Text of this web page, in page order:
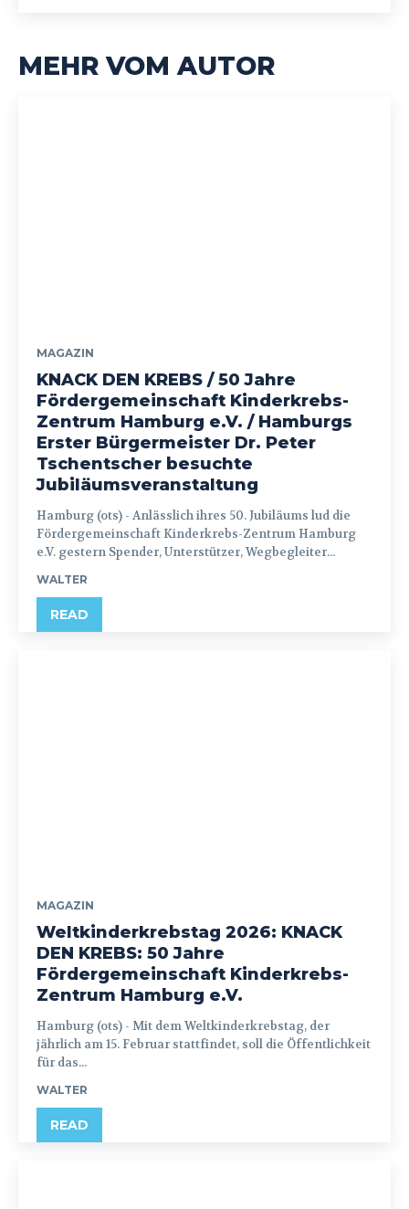
MEHR VOM AUTOR
MAGAZIN
KNACK DEN KREBS / 50 Jahre
Fördergemeinschaft Kinderkrebs-
Zentrum Hamburg e.V. / Hamburgs
Erster Bürgermeister Dr. Peter
Tschentscher besuchte
Jubiläumsveranstaltung
Hamburg (ots) - Anlässlich ihres 50. Jubiläums lud die
Fördergemeinschaft Kinderkrebs-Zentrum Hamburg
e.V. gestern Spender, Unterstützer, Wegbegleiter...
WALTER
READ
MAGAZIN
Weltkinderkrebstag 2026: KNACK
DEN KREBS: 50 Jahre
Fördergemeinschaft Kinderkrebs-
Zentrum Hamburg e.V.
Hamburg (ots) - Mit dem Weltkinderkrebstag, der
jährlich am 15. Februar stattfindet, soll die Öffentlichkeit
für das...
WALTER
READ